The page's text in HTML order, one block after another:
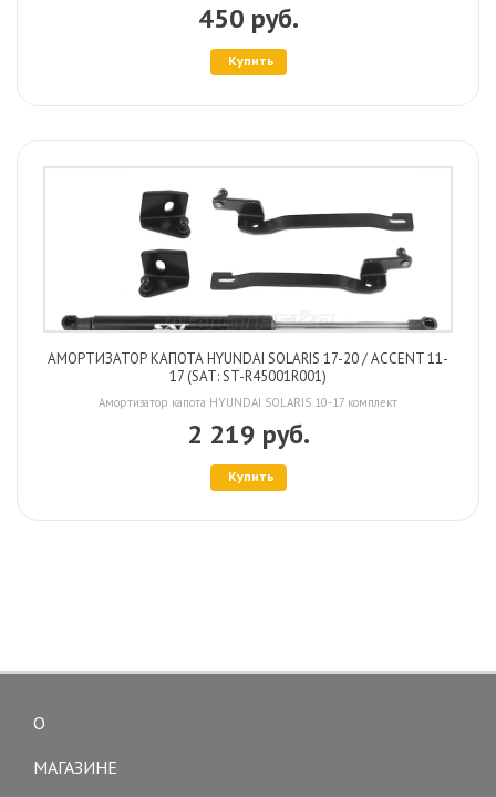
450 руб.
Купить
АМОРТИЗАТОР КАПОТА HYUNDAI SOLARIS 17-20 / ACCENT 11-
17 (SAT: ST-R45001R001)
Амортизатор капота HYUNDAI SOLARIS 10-17 комплект
2 219 руб.
Купить
О
МАГАЗИНЕ